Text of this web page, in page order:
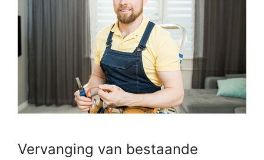
Vervanging van bestaande